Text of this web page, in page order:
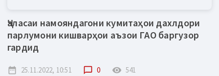
Ҷаласаи намояндагони кумитаҳои дахлдори
парлумони кишварҳои аъзои ГАО баргузор
гардид
date_range 25.11.2022, 10:51 chat_bubble_outline 0 remove_red_eye 541